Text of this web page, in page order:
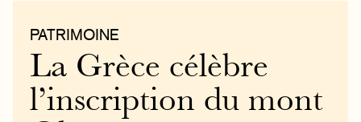
PATRIMOINE
La Grèce célèbre
l’inscription du mont